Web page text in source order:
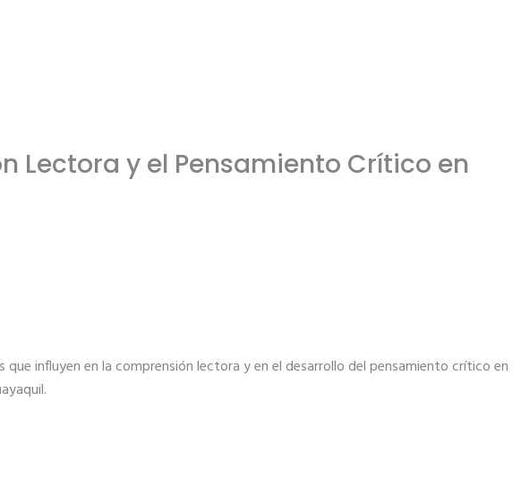
Lectora y el Pensamiento Crítico en
influyen en la comprensión lectora y en el desarrollo del pensamiento crítico en